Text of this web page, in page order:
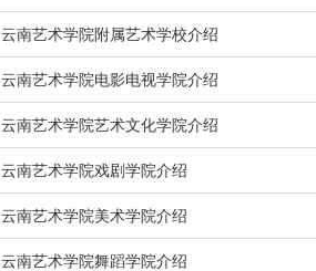
云南艺术学院附属艺术学校介绍
云南艺术学院电影电视学院介绍
云南艺术学院艺术文化学院介绍
云南艺术学院戏剧学院介绍
云南艺术学院美术学院介绍
云南艺术学院舞蹈学院介绍